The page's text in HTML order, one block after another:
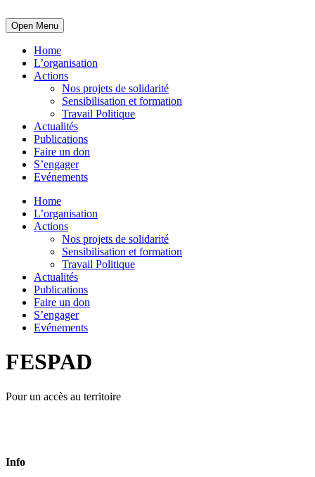
Open Menu
Home
L’organisation
Actions
Nos projets de solidarité
Sensibilisation et formation
Travail Politique
Actualités
Publications
Faire un don
S’engager
Evénements
Home
L’organisation
Actions
Nos projets de solidarité
Sensibilisation et formation
Travail Politique
Actualités
Publications
Faire un don
S’engager
Evénements
FESPAD
Pour un accès au territoire
Info